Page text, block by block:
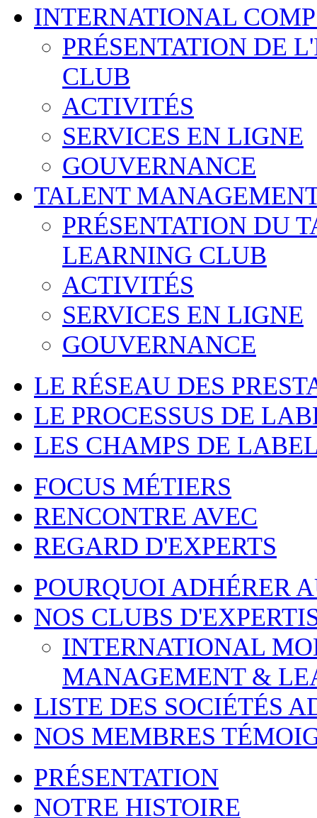
INTERNATIONAL
PRÉSENTATION DE
CLUB
ACTIVITÉS
SERVICES EN LIGNE
GOUVERNANCE
TALENT
PRÉSENTATION DU
LEARNING CLUB
ACTIVITÉS
SERVICES EN LIGNE
GOUVERNANCE
LE RÉSEAU DES
LE PROCESSUS DE
LES CHAMPS DE
FOCUS MÉTIERS
RENCONTRE AVEC
REGARD D'EXPERTS
POURQUOI ADHÉRER
NOS CLUBS
INTERNATIONAL
MANAGEMENT &
LISTE DES SOCIÉTÉS
NOS MEMBRES
PRÉSENTATION
NOTRE HISTOIRE